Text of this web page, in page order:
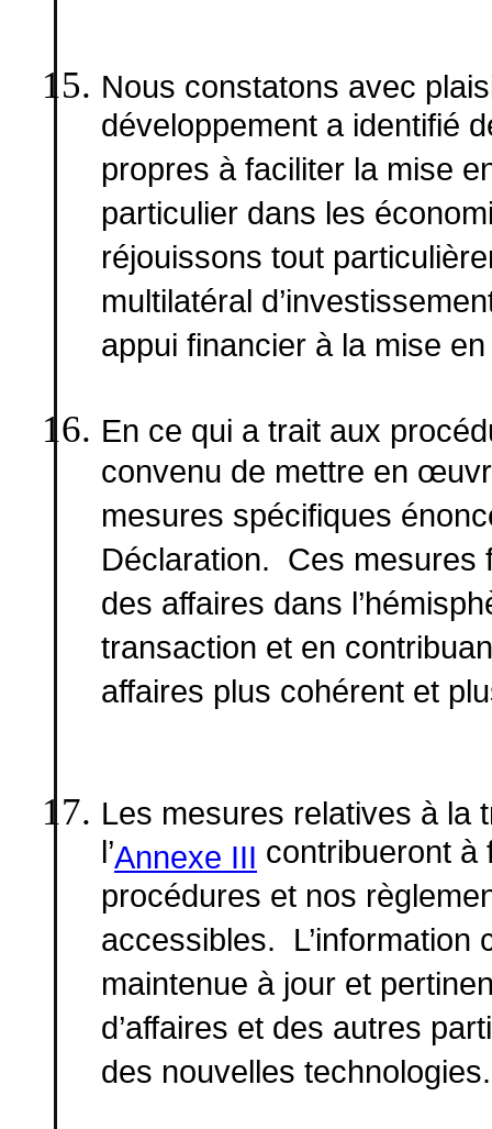
Nous constatons avec
développement a identifié
propres à faciliter la mise
particulier dans les
réjouissons tout
multilatéral
appui financier à la mise
En ce qui a trait aux
convenu de mettre en
mesures spécifiques
Déclaration. Ces mesures
des affaires dans
transaction et en
affaires plus cohérent et
Les mesures relatives à la
l’Annexe III contribueront à
procédures et nos
accessibles. L’information
maintenue à jour et
d’affaires et des autres
des nouvelles technologies.